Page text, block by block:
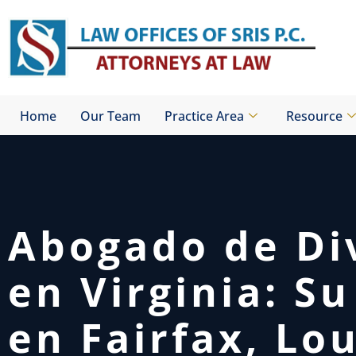
content
Home Our Team Practice Area Resource
Abogado de
en Virginia: Su
en Fairfax,